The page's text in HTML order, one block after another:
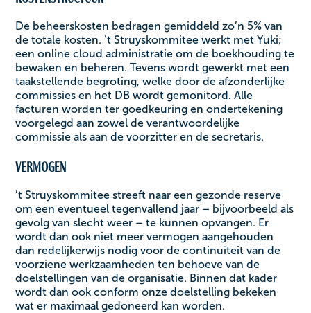
De beheerskosten bedragen gemiddeld zo’n 5% van
de totale kosten. ’t Struyskommitee werkt met Yuki;
een online cloud administratie om de boekhouding te
bewaken en beheren. Tevens wordt gewerkt met een
taakstellende begroting, welke door de afzonderlijke
commissies en het DB wordt gemonitord. Alle
facturen worden ter goedkeuring en ondertekening
voorgelegd aan zowel de verantwoordelijke
commissie als aan de voorzitter en de secretaris.
Vermogen
’t Struyskommitee streeft naar een gezonde reserve
om een eventueel tegenvallend jaar – bijvoorbeeld als
gevolg van slecht weer – te kunnen opvangen. Er
wordt dan ook niet meer vermogen aangehouden
dan redelijkerwijs nodig voor de continuïteit van de
voorziene werkzaamheden ten behoeve van de
doelstellingen van de organisatie. Binnen dat kader
wordt dan ook conform onze doelstelling bekeken
wat er maximaal gedoneerd kan worden. ‍